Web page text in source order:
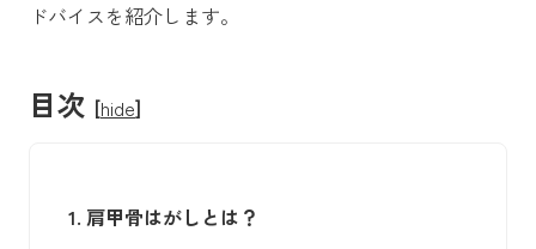
ドバイスを紹介します。
目次 [hide]
1. 肩甲骨はがしとは？